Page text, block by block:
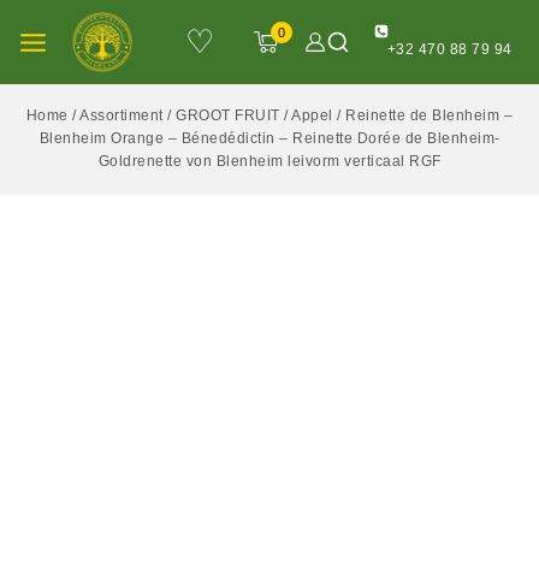
♡ 0
+32 470 88 79 94
Home /Assortiment / GROOT FRUIT /Appel / Reinette de Blenheim –
Blenheim Orange – Bénedédictin – Reinette Dorée de Blenheim-
Goldrenette von Blenheim leivorm verticaal RGF